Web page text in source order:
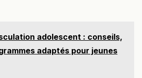
adolescent : conseils,
adaptés pour jeunes